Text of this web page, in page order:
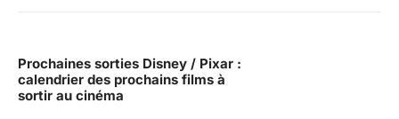
Prochaines sorties Disney / Pixar :
calendrier des prochains films à
sortir au cinéma